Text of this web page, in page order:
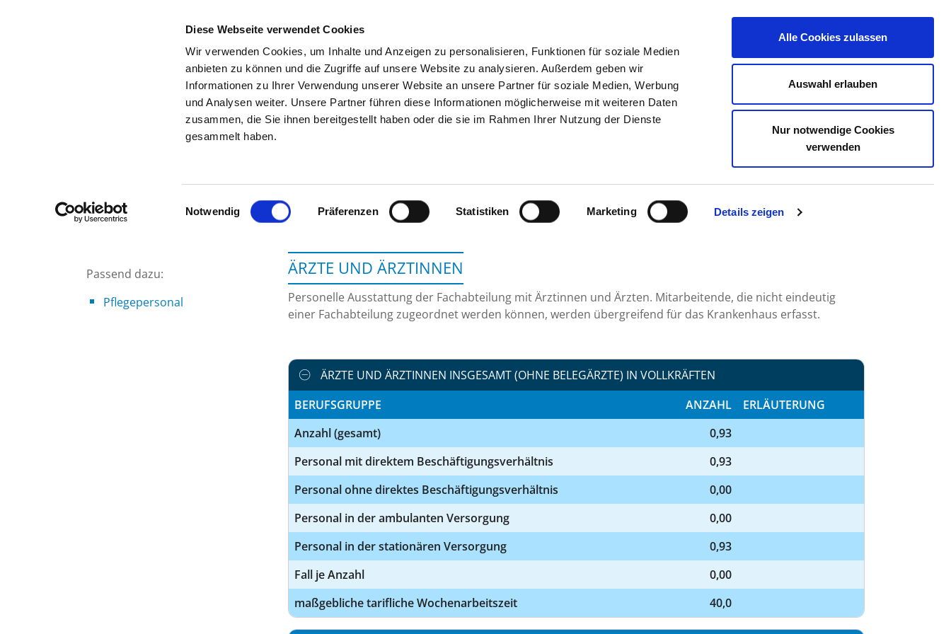
Diese Webseite verwendet Cookies
Wir verwenden Cookies, um Inhalte und Anzeigen zu personalisieren, Funktionen für soziale Medien
anbieten zu können und die Zugriffe auf unsere Website zu analysieren. Außerdem geben wir
Informationen zu Ihrer Verwendung unserer Website an unsere Partner für soziale Medien, Werbung
und Analysen weiter. Unsere Partner führen diese Informationen möglicherweise mit weiteren Daten
zusammen, die Sie ihnen bereitgestellt haben oder die sie im Rahmen Ihrer Nutzung der Dienste
gesammelt haben.
Einwilligungsauswahl
Notwendig Präferenzen Statistiken Marketing Details zeigen
Alle Cookies zulassen
Auswahl erlauben
Nur notwendige Cookies
verwenden
SUCHEN TIPPS & HILFE DAS DKV STELLENBÖRSE KONTAKT IHRE MEINUNG
Startseite der Fachabteilung
Passend dazu:
Pflegepersonal
ÄRZTE UND ÄRZTINNEN
Personelle Ausstattung der Fachabteilung mit Ärztinnen und Ärzten. Mitarbeitende, die nicht eindeutig
einer Fachabteilung zugeordnet werden können, werden übergreifend für das Krankenhaus erfasst.
ÄRZTE UND ÄRZTINNEN INSGESAMT (OHNE BELEGÄRZTE) IN VOLLKRÄFTEN
BERUFSGRUPPE
ANZAHL
ERLÄUTERUNG
Anzahl (gesamt)
0,93
Personal mit direktem Beschäftigungsverhältnis
0,93
Personal ohne direktes Beschäftigungsverhältnis
0,00
Personal in der ambulanten Versorgung
0,00
Personal in der stationären Versorgung
0,93
Fall je Anzahl
0,00
maßgebliche tarifliche Wochenarbeitszeit
40,0